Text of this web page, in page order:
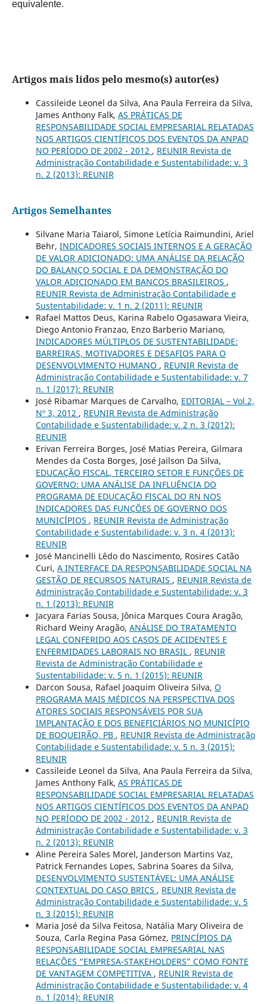
equivalente.
Artigos mais lidos pelo mesmo(s) autor(es)
Cassileide Leonel da Silva, Ana Paula Ferreira da Silva,
James Anthony Falk, AS PRÁTICAS DE
RESPONSABILIDADE SOCIAL EMPRESARIAL RELATADAS
NOS ARTIGOS CIENTÍFICOS DOS EVENTOS DA ANPAD
NO PERÍODO DE 2002 - 2012 , REUNIR Revista de
Administração Contabilidade e Sustentabilidade: v. 3
n. 2 (2013): REUNIR
Artigos Semelhantes
Silvane Maria Taiarol, Simone Letícia Raimundini, Ariel
Behr, INDICADORES SOCIAIS INTERNOS E A GERAÇÃO
DE VALOR ADICIONADO: UMA ANÁLISE DA RELAÇÃO
DO BALANÇO SOCIAL E DA DEMONSTRAÇÃO DO
VALOR ADICIONADO EM BANCOS BRASILEIROS ,
REUNIR Revista de Administração Contabilidade e
Sustentabilidade: v. 1 n. 2 (2011): REUNIR
Rafael Mattos Deus, Karina Rabelo Ogasawara Vieira,
Diego Antonio Franzao, Enzo Barberio Mariano,
INDICADORES MÚLTIPLOS DE SUSTENTABILIDADE:
BARREIRAS, MOTIVADORES E DESAFIOS PARA O
DESENVOLVIMENTO HUMANO , REUNIR Revista de
Administração Contabilidade e Sustentabilidade: v. 7
n. 1 (2017): REUNIR
José Ribamar Marques de Carvalho, EDITORIAL – Vol.2,
Nº 3, 2012 , REUNIR Revista de Administração
Contabilidade e Sustentabilidade: v. 2 n. 3 (2012):
REUNIR
Erivan Ferreira Borges, José Matias Pereira, Gilmara
Mendes da Costa Borges, José Jailson Da Silva,
EDUCAÇÃO FISCAL, TERCEIRO SETOR E FUNÇÕES DE
GOVERNO: UMA ANÁLISE DA INFLUÊNCIA DO
PROGRAMA DE EDUCAÇÃO FISCAL DO RN NOS
INDICADORES DAS FUNÇÕES DE GOVERNO DOS
MUNICÍPIOS , REUNIR Revista de Administração
Contabilidade e Sustentabilidade: v. 3 n. 4 (2013):
REUNIR
José Mancinelli Lêdo do Nascimento, Rosires Catão
Curi, A INTERFACE DA RESPONSABILIDADE SOCIAL NA
GESTÃO DE RECURSOS NATURAIS , REUNIR Revista de
Administração Contabilidade e Sustentabilidade: v. 3
n. 1 (2013): REUNIR
Jacyara Farias Sousa, Jônica Marques Coura Aragão,
Richard Weiny Aragão, ANÁLISE DO TRATAMENTO
LEGAL CONFERIDO AOS CASOS DE ACIDENTES E
ENFERMIDADES LABORAIS NO BRASIL , REUNIR
Revista de Administração Contabilidade e
Sustentabilidade: v. 5 n. 1 (2015): REUNIR
Darcon Sousa, Rafael Joaquim Oliveira Silva, O
PROGRAMA MAIS MÉDICOS NA PERSPECTIVA DOS
ATORES SOCIAIS RESPONSÁVEIS POR SUA
IMPLANTAÇÃO E DOS BENEFICIÁRIOS NO MUNICÍPIO
DE BOQUEIRÃO, PB , REUNIR Revista de Administração
Contabilidade e Sustentabilidade: v. 5 n. 3 (2015):
REUNIR
Cassileide Leonel da Silva, Ana Paula Ferreira da Silva,
James Anthony Falk, AS PRÁTICAS DE
RESPONSABILIDADE SOCIAL EMPRESARIAL RELATADAS
NOS ARTIGOS CIENTÍFICOS DOS EVENTOS DA ANPAD
NO PERÍODO DE 2002 - 2012 , REUNIR Revista de
Administração Contabilidade e Sustentabilidade: v. 3
n. 2 (2013): REUNIR
Aline Pereira Sales Morel, Janderson Martins Vaz,
Patrick Fernandes Lopes, Sabrina Soares da Silva,
DESENVOLVIMENTO SUSTENTÁVEL: UMA ANÁLISE
CONTEXTUAL DO CASO BRICS , REUNIR Revista de
Administração Contabilidade e Sustentabilidade: v. 5
n. 3 (2015): REUNIR
Maria José da Silva Feitosa, Natália Mary Oliveira de
Souza, Carla Regina Pasa Gómez, PRINCÍPIOS DA
RESPONSABILIDADE SOCIAL EMPRESARIAL NAS
RELAÇÕES “EMPRESA-STAKEHOLDERS” COMO FONTE
DE VANTAGEM COMPETITIVA , REUNIR Revista de
Administração Contabilidade e Sustentabilidade: v. 4
n. 1 (2014): REUNIR